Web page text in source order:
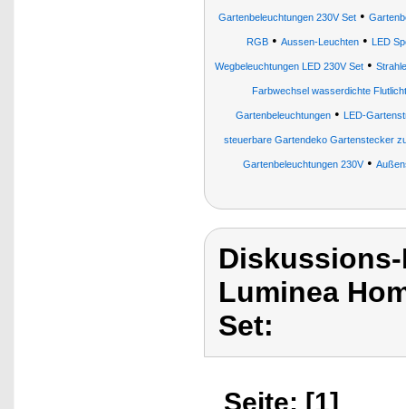
Gartenbeleuchtungen 230V Set•
RGB • Aussen-Leuchten • LED
Wegbeleuchtungen LED 230V Set•
Farbwechsel wasserdichte
Gartenbeleuchtungen• LED-
steuerbare Gartendeko Gartenstecker
Gartenbeleuchtungen 230V•
Luminea
Set:
Seite: [1]